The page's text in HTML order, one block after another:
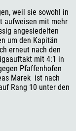
weil sie sowohl in
aufweisen mit mehr
angesiedelten
um den Kapitän
erneut nach den
mit 4:1 in
Pfaffenhofen
Marek ist nach
Rang 10 unter den